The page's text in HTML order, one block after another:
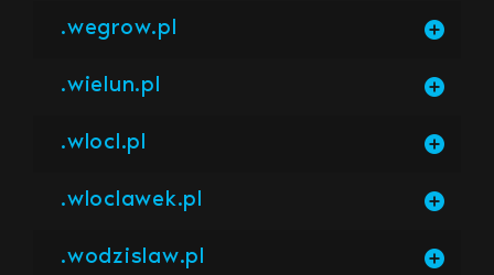
.wegrow.pl
.wielun.pl
.wlocl.pl
.wloclawek.pl
.wodzislaw.pl